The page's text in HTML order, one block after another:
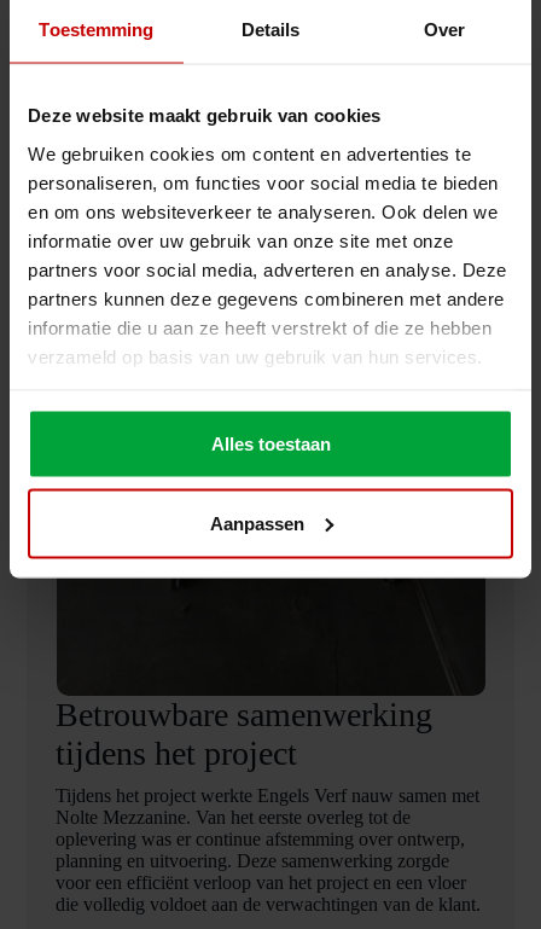
Toestemming Details Over
Deze website maakt gebruik van cookies
We gebruiken cookies om content en advertenties te
personaliseren, om functies voor social media te bieden
en om ons websiteverkeer te analyseren. Ook delen we
informatie over uw gebruik van onze site met onze
partners voor social media, adverteren en analyse. Deze
partners kunnen deze gegevens combineren met andere
informatie die u aan ze heeft verstrekt of die ze hebben
verzameld op basis van uw gebruik van hun services.
Alles toestaan
Aanpassen
Betrouwbare samenwerking
tijdens het project
Tijdens het project werkte Engels Verf nauw samen met
Nolte Mezzanine. Van het eerste overleg tot de
oplevering was er continue afstemming over ontwerp,
planning en uitvoering. Deze samenwerking zorgde
voor een efficiënt verloop van het project en een vloer
die volledig voldoet aan de verwachtingen van de klant.